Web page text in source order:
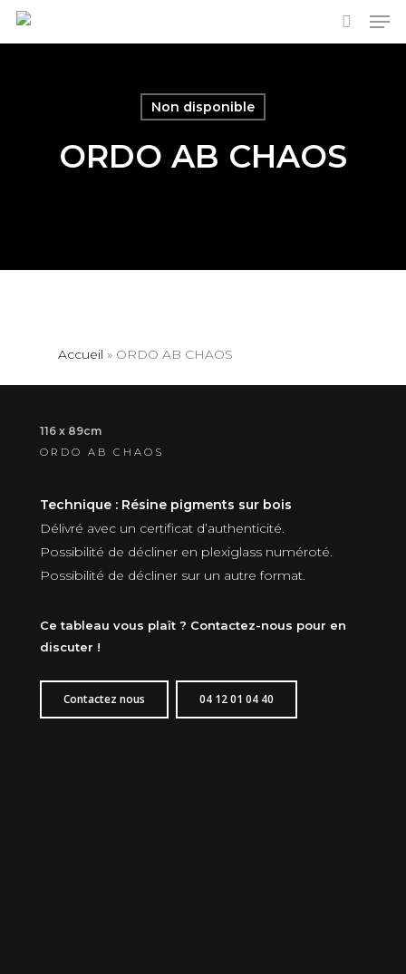
Skip
search
Non disponible
ORDO AB CHAOS
Accueil » ORDO AB CHAOS
116 x 89cm
ORDO AB CHAOS
Technique : Résine pigments sur bois
Délivré avec un certificat d’authenticité.
Possibilité de décliner en plexiglass numéroté.
Possibilité de décliner sur un autre format.
Ce tableau vous plaît ? Contactez-nous pour en
discuter !
Contactez nous 04 12 01 04 40